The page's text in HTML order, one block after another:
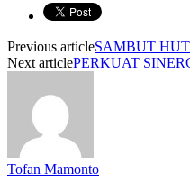
Previous articleSAMBUT
Next articlePERKUAT
Tofan Mamonto